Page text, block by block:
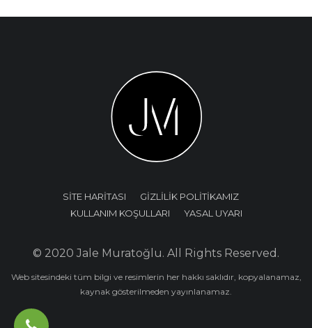
SİTE HARİTASI
GİZLİLİK POLİTİKAMIZ
KULLANIM KOŞULLARI
YASAL UYARI
© 2020 Jale Muratoğlu. All Rights Reserved.
Web sitesindeki tüm bilgi ve resimlerin her hakkı saklıdır, kopyalanamaz,
kaynak gösterilmeden yayınlanamaz.